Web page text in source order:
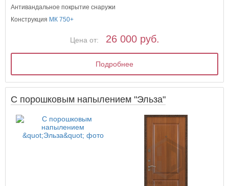
Антивандальное покрытие снаружи
Конструкция МК 750+
Цена от: 26 000 руб.
Подробнее
С порошковым напылением "Эльза"